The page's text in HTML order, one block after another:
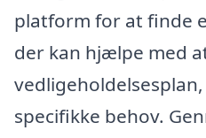
platform for at finde
der kan hjælpe med
specifikke behov.